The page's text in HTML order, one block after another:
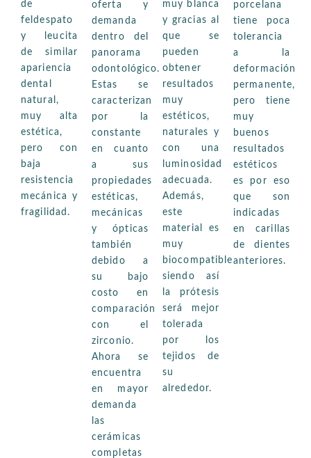
de
feldespato
y leucita
de similar
apariencia
dental
natural,
muy alta
estética,
pero con
baja
resistencia
mecánica y
fragilidad.
oferta y
demanda
dentro del
panorama
odontológico.
Estas se
caracterizan
por la
constante
en cuanto
a sus
propiedades
estéticas,
mecánicas
y ópticas
también
debido a
su bajo
costo en
comparación
con el
zirconio.
Ahora se
encuentra
en mayor
demanda
las
cerámicas
completas
muy blanca
y gracias al
que se
pueden
obtener
resultados
muy
estéticos,
naturales y
con una
luminosidad
adecuada.
Además,
este
material es
muy
biocompatible
siendo así
la prótesis
será mejor
tolerada
por los
tejidos de
su
alrededor.
porcelana
tiene poca
tolerancia
a la
deformación
permanente,
pero tiene
muy
buenos
resultados
estéticos
es por eso
que son
indicadas
en carillas
de dientes
anteriores.